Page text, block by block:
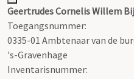
Geertrudes Cornelis Willem
Toegangsnummer:
0335-01 Ambtenaar van de
's-Gravenhage
Inventarisnummer: